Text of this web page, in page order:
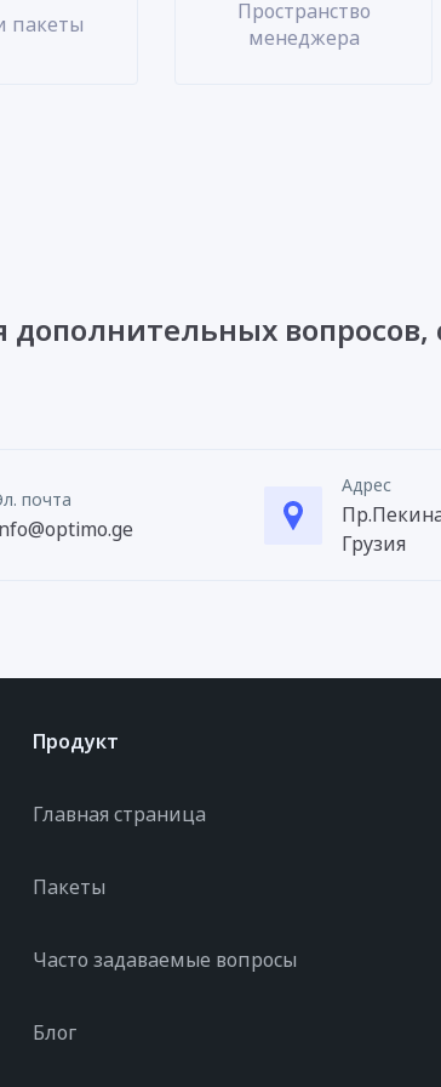
пакеты
Пространство
менеджера
дополнительных
почта
Адрес
Грузия
Продукт
Главная страница
Пакеты
Часто задаваемые вопросы
Блог